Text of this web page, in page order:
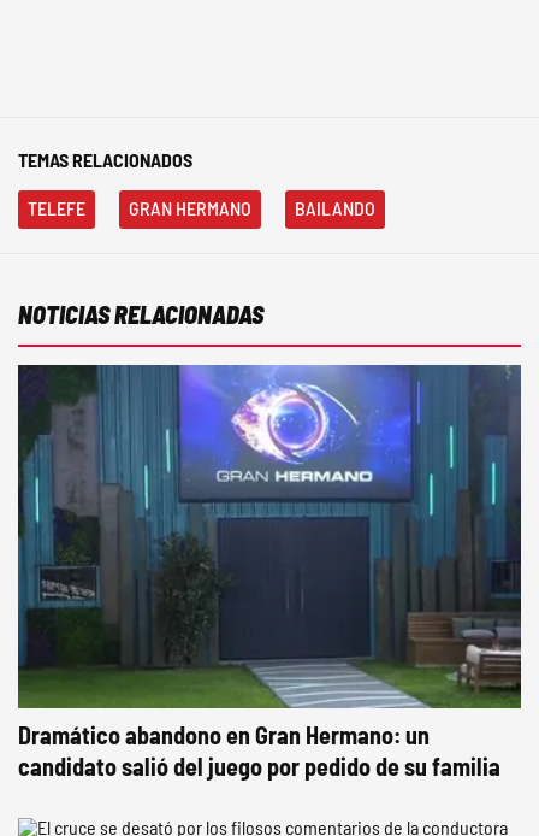
TEMAS RELACIONADOS
TELEFE GRAN HERMANO BAILANDO
NOTICIAS RELACIONADAS
Dramático abandono en Gran Hermano: un
candidato salió del juego por pedido de su familia